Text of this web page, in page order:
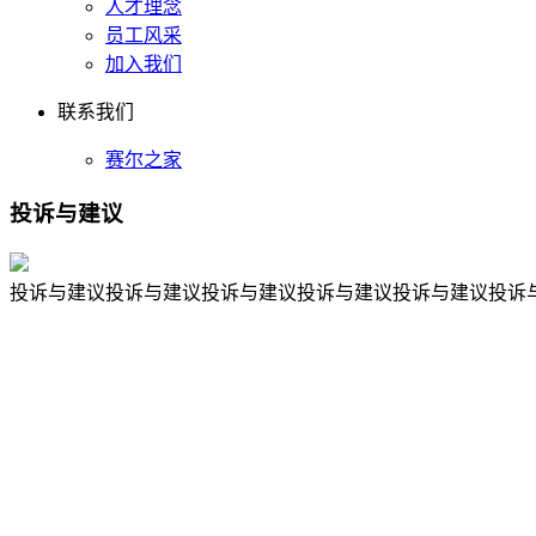
人才理念
员工风采
加入我们
联系我们
赛尔之家
投诉与建议
投诉与建议投诉与建议投诉与建议投诉与建议投诉与建议投